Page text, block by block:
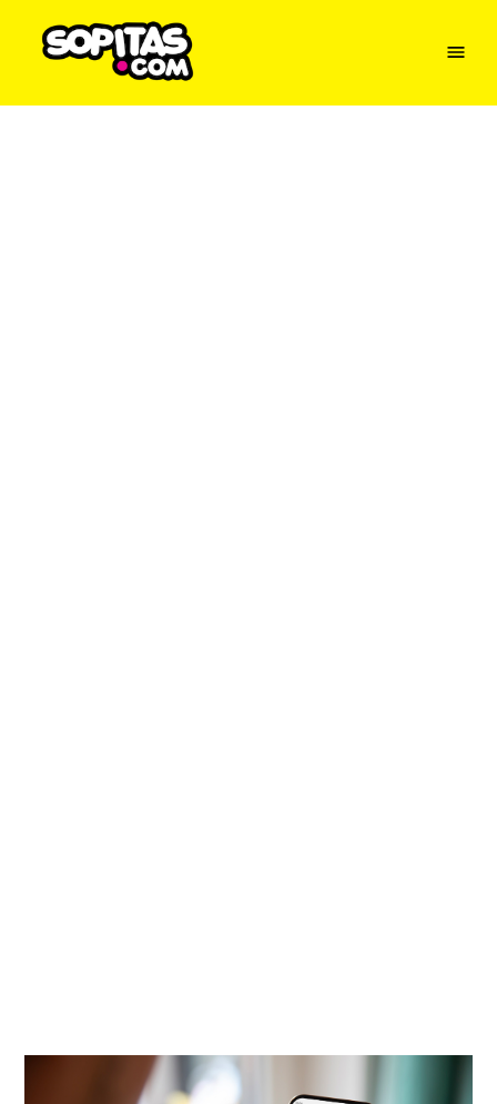
Menu